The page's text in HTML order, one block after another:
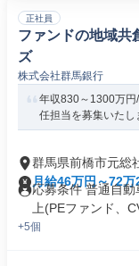
正社員
ファンドの地域共
ズ
株式会社群馬銀行
年収830～1300万円
任担当を募集いたし
群馬県前橋市元総
月給46万円～72万
応募条件 普通自
上(PEファンド、
+5個